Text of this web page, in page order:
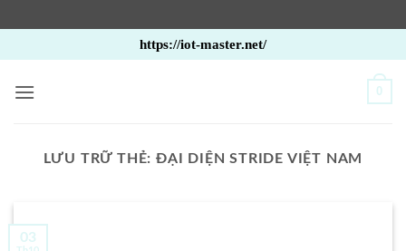
qua
nội
https://iot-master.net/
0
LƯU TRỮ THẺ:ĐẠI DIỆN STRIDE VIỆT NAM
03